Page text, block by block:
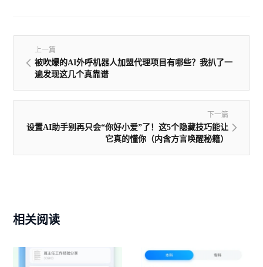
上一篇
被吹爆的AI外呼机器人加盟代理项目有哪些？我扒了一
遍发现这几个真靠谱
下一篇
设置AI助手别再只会“你好小爱”了！这5个隐藏技巧能让
它真的懂你（内含方言唤醒秘籍）
相关阅读